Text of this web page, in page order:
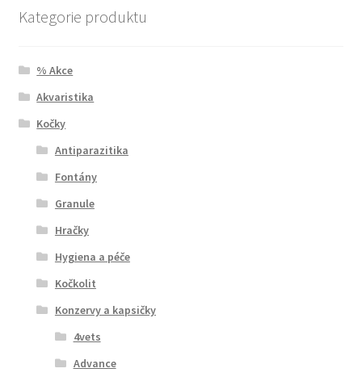
Kategorie produktu
% Akce
Akvaristika
Kočky
Antiparazitika
Fontány
Granule
Hračky
Hygiena a péče
Kočkolit
Konzervy a kapsičky
4vets
Advance